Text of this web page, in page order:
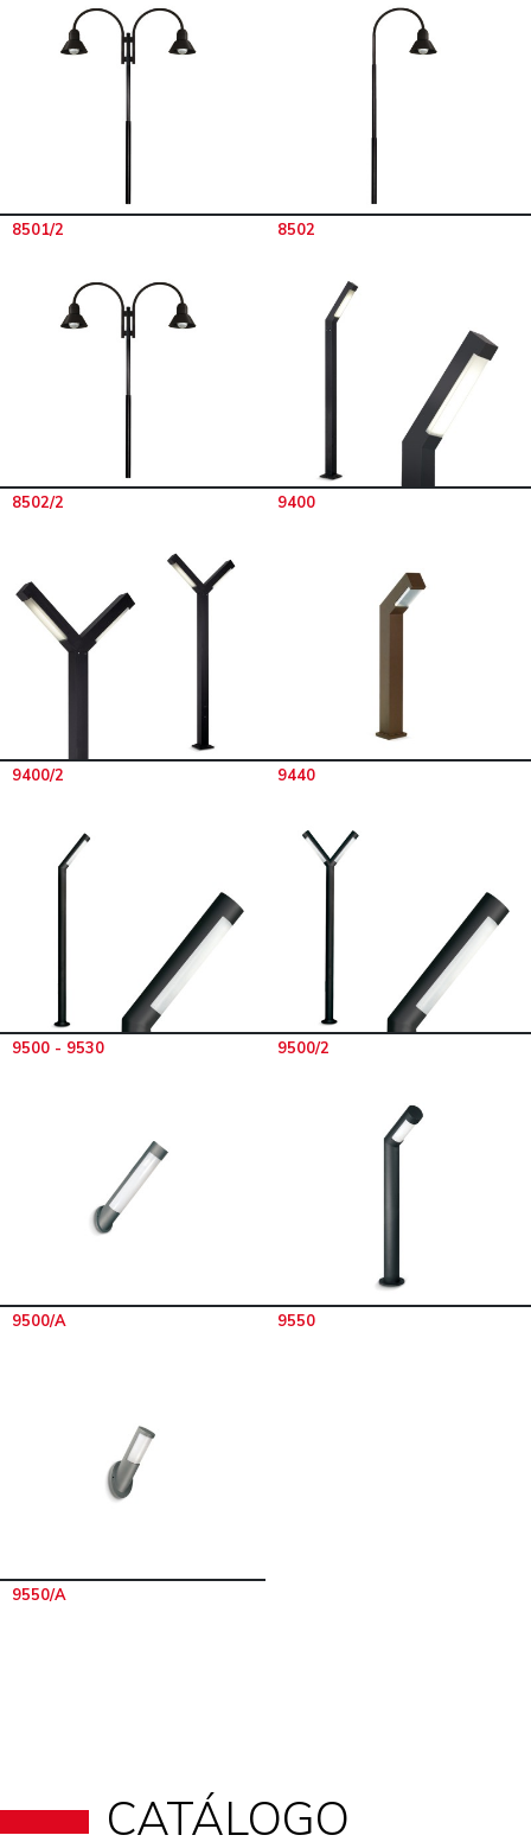
8501/2 8502
8502/2 9400
9400/2 9440
9500 - 9530 9500/2
9500/A 9550
9550/A
CATÁLOGO